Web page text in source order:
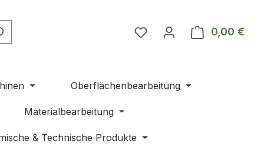
Du hast 0 Produkte auf
0,00 €
Oberflächenbearbeitung
Materialbearbeitung
& Technische Produkte